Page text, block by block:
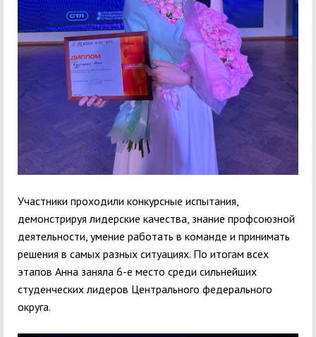
Участники проходили конкурсные испытания,
демонстрируя лидерские качества, знание профсоюзной
деятельности, умение работать в команде и принимать
решения в самых разных ситуациях. По итогам всех
этапов Анна заняла 6-е место среди сильнейших
студенческих лидеров Центрального федерального
округа.